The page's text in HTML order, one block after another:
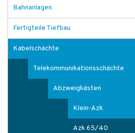
Bahnanlagen
Fertigteile Tiefbau
Kabelschächte
Telekommunikationsschächte
Abzweigkästen
Klein-Azk
Azk 65/40